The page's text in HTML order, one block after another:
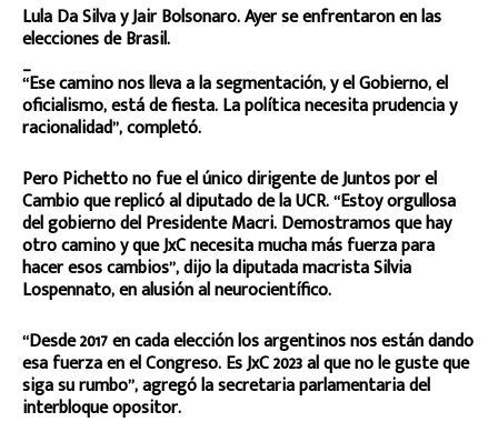
Lula Da Silva y Jair Bolsonaro. Ayer se enfrentaron en las
elecciones de Brasil.
_
“Ese camino nos lleva a la segmentación, y el Gobierno, el
oficialismo, está de fiesta. La política necesita prudencia y
racionalidad”, completó.
Pero Pichetto no fue el único dirigente de Juntos por el
Cambio que replicó al diputado de la UCR. “Estoy orgullosa
del gobierno del Presidente Macri. Demostramos que hay
otro camino y que JxC necesita mucha más fuerza para
hacer esos cambios”, dijo la diputada macrista Silvia
Lospennato, en alusión al neurocientífico.
“Desde 2017 en cada elección los argentinos nos están dando
esa fuerza en el Congreso. Es JxC 2023 al que no le guste que
siga su rumbo”, agregó la secretaria parlamentaria del
interbloque opositor.